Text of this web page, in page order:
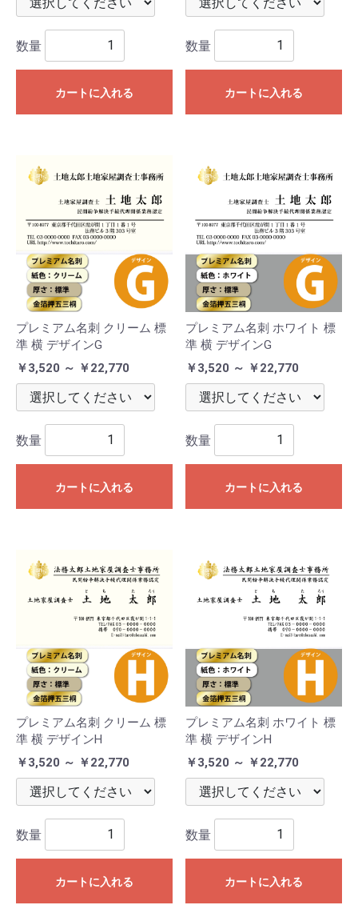
数量
カートに入れる
数量
カートに入れる
プレミアム名刺 クリーム 標
準 横 デザインG
￥3,520 ～ ￥22,770
数量
カートに入れる
プレミアム名刺 ホワイト 標
準 横 デザインG
￥3,520 ～ ￥22,770
数量
カートに入れる
プレミアム名刺 クリーム 標
準 横 デザインH
￥3,520 ～ ￥22,770
数量
カートに入れる
プレミアム名刺 ホワイト 標
準 横 デザインH
￥3,520 ～ ￥22,770
数量
カートに入れる